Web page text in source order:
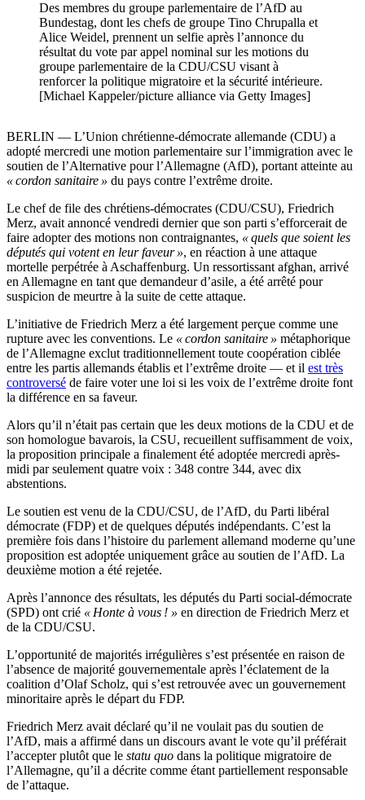
Des membres du groupe parlementaire de l’AfD au
Bundestag, dont les chefs de groupe Tino Chrupalla et
Alice Weidel, prennent un selfie après l’annonce du
résultat du vote par appel nominal sur les motions du
groupe parlementaire de la CDU/CSU visant à
renforcer la politique migratoire et la sécurité intérieure.
[Michael Kappeler/picture alliance via Getty Images]
BERLIN — L’Union chrétienne-démocrate allemande (CDU) a
adopté mercredi une motion parlementaire sur l’immigration avec le
soutien de l’Alternative pour l’Allemagne (AfD), portant atteinte au
« cordon sanitaire » du pays contre l’extrême droite.
Le chef de file des chrétiens-démocrates (CDU/CSU), Friedrich
Merz, avait annoncé vendredi dernier que son parti s’efforcerait de
faire adopter des motions non contraignantes, « quels que soient les
députés qui votent en leur faveur », en réaction à une attaque
mortelle perpétrée à Aschaffenburg. Un ressortissant afghan, arrivé
en Allemagne en tant que demandeur d’asile, a été arrêté pour
suspicion de meurtre à la suite de cette attaque.
L’initiative de Friedrich Merz a été largement perçue comme une
rupture avec les conventions. Le « cordon sanitaire » métaphorique
de l’Allemagne exclut traditionnellement toute coopération ciblée
entre les partis allemands établis et l’extrême droite — et il est très
controversé de faire voter une loi si les voix de l’extrême droite font
la différence en sa faveur.
Alors qu’il n’était pas certain que les deux motions de la CDU et de
son homologue bavarois, la CSU, recueillent suffisamment de voix,
la proposition principale a finalement été adoptée mercredi après-
midi par seulement quatre voix : 348 contre 344, avec dix
abstentions.
Le soutien est venu de la CDU/CSU, de l’AfD, du Parti libéral
démocrate (FDP) et de quelques députés indépendants. C’est la
première fois dans l’histoire du parlement allemand moderne qu’une
proposition est adoptée uniquement grâce au soutien de l’AfD. La
deuxième motion a été rejetée.
Après l’annonce des résultats, les députés du Parti social-démocrate
(SPD) ont crié « Honte à vous ! » en direction de Friedrich Merz et
de la CDU/CSU.
L’opportunité de majorités irrégulières s’est présentée en raison de
l’absence de majorité gouvernementale après l’éclatement de la
coalition d’Olaf Scholz, qui s’est retrouvée avec un gouvernement
minoritaire après le départ du FDP.
Friedrich Merz avait déclaré qu’il ne voulait pas du soutien de
l’AfD, mais a affirmé dans un discours avant le vote qu’il préférait
l’accepter plutôt que le statu quo dans la politique migratoire de
l’Allemagne, qu’il a décrite comme étant partiellement responsable
de l’attaque.